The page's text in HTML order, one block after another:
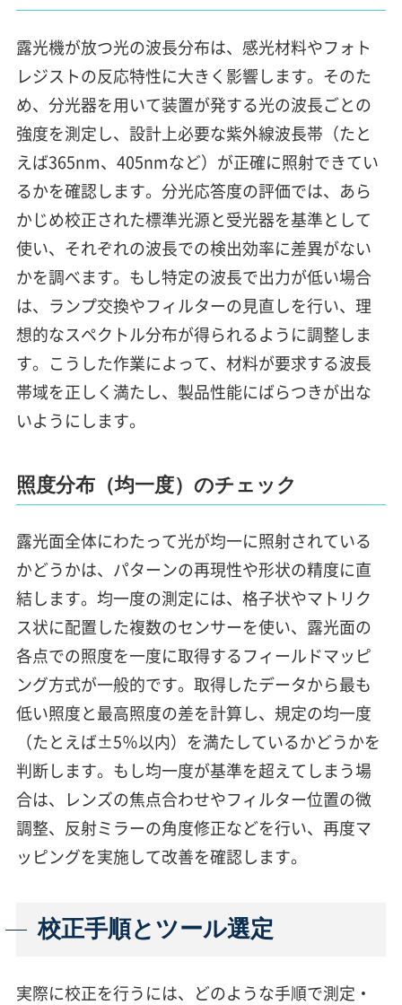
露光機が放つ光の波長分布は、感光材料やフォト
レジストの反応特性に大きく影響します。そのた
め、分光器を用いて装置が発する光の波長ごとの
強度を測定し、設計上必要な紫外線波長帯（たと
えば365nm、405nmなど）が正確に照射できてい
るかを確認します。分光応答度の評価では、あら
かじめ校正された標準光源と受光器を基準として
使い、それぞれの波長での検出効率に差異がない
かを調べます。もし特定の波長で出力が低い場合
は、ランプ交換やフィルターの見直しを行い、理
想的なスペクトル分布が得られるように調整しま
す。こうした作業によって、材料が要求する波長
帯域を正しく満たし、製品性能にばらつきが出な
いようにします。
照度分布（均一度）のチェック
露光面全体にわたって光が均一に照射されている
かどうかは、パターンの再現性や形状の精度に直
結します。均一度の測定には、格子状やマトリク
ス状に配置した複数のセンサーを使い、露光面の
各点での照度を一度に取得するフィールドマッピ
ング方式が一般的です。取得したデータから最も
低い照度と最高照度の差を計算し、規定の均一度
（たとえば±5％以内）を満たしているかどうかを
判断します。もし均一度が基準を超えてしまう場
合は、レンズの焦点合わせやフィルター位置の微
調整、反射ミラーの角度修正などを行い、再度マ
ッピングを実施して改善を確認します。
校正手順とツール選定
実際に校正を行うには、どのような手順で測定・